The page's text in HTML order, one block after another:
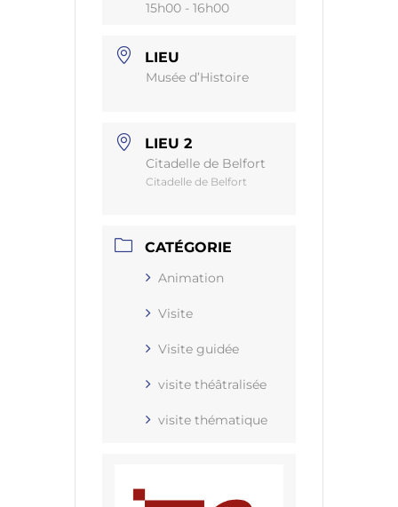
15h00 - 16h00
LIEU
Musée d’Histoire
LIEU 2
Citadelle de Belfort
Citadelle de Belfort
CATÉGORIE
Animation
Visite
Visite guidée
visite théâtralisée
visite thématique